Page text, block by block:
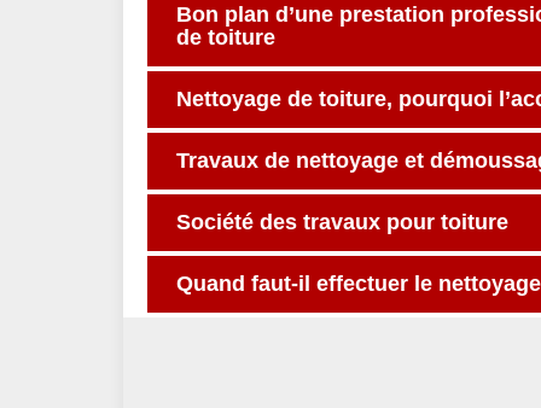
Bon plan d’une prestation
de toiture
Nettoyage de toiture, pourquoi
Travaux de nettoyage et
Société des travaux pour toiture
Quand faut-il effectuer le